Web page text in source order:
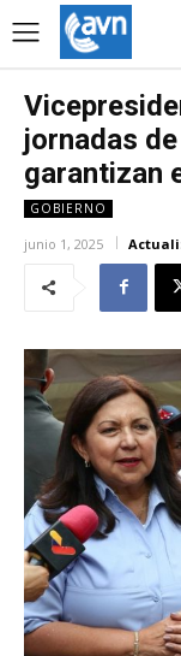
jornadas
garantizan
GOBIERNO
junio 1, 2025